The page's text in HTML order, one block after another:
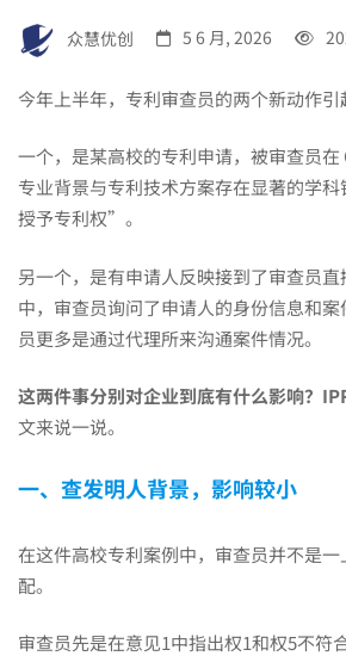
查
员
近
期
的
两
个
新
众慧优创 5 6 月, 2026
今年上半年，专利审查员的两个新动作引
一个，是某高校的专利申请，被审查员
专业背景与专利技术方案存在显著的学
授予专利权”。
另一个，是有申请人反映接到了审查员
中，审查员询问了申请人的身份信息和
员更多是通过代理所来沟通案件情况。
这两件事分别对企业到底有什么影响？
文来说一说。
一、查发明人背景，影响较小
在这件高校专利案例中，审查员并不是
配。
审查员先是在意见1中指出权1和权5不符